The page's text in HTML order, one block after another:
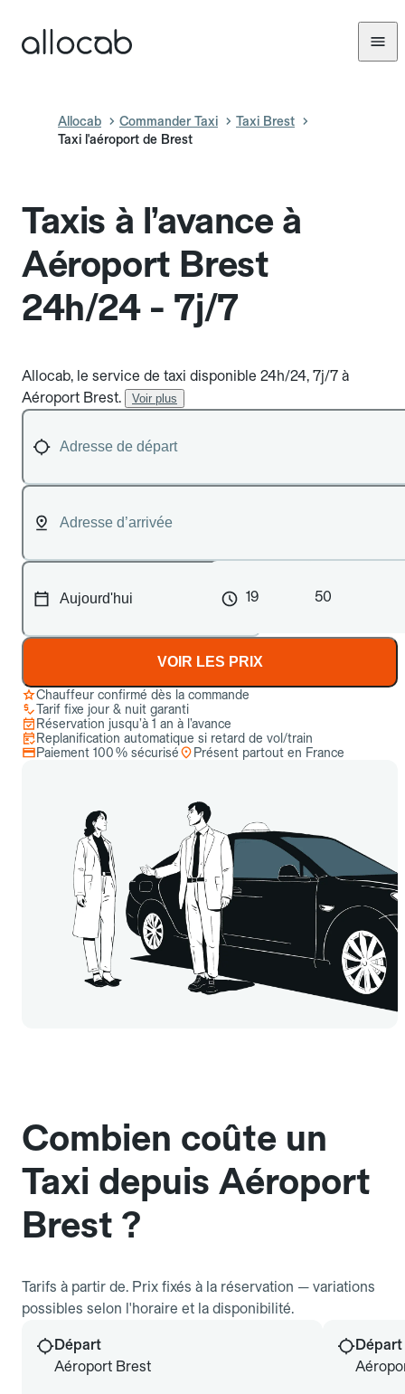
Allocab Commander Taxi
Taxi Brest
Taxi l'aéroport de Brest
Taxis à l’avance à
Aéroport Brest
24h/24 - 7j/7
Allocab, le service de taxi disponible 24h/24, 7j/7 à
Aéroport Brest.
Voir plus
19 50
VOIR LES PRIX
Chauffeur confirmé dès la commande
Tarif fixe jour & nuit garanti
Réservation jusqu’à 1 an à l’avance
Replanification automatique si retard de vol/train
Paiement 100 % sécurisé
Présent partout en France
Combien coûte un
Taxi depuis Aéroport
Brest ?
Tarifs à partir de. Prix fixés à la réservation — variations
possibles selon l'horaire et la disponibilité.
Départ
Aéroport Brest
Départ